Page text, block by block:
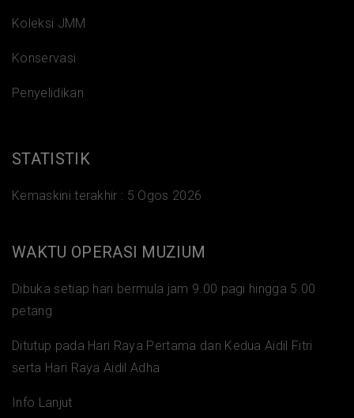
Koleksi JMM
Konservasi
Penyelidikan
STATISTIK
Kemaskini terakhir : 5 Ogos 2026
WAKTU OPERASI MUZIUM
Dibuka setiap hari bermula jam 9.00 pagi hingga 5.00
petang
Ditutup pada Hari Raya Pertama dan Kedua Aidil Fitri
serta Hari Raya Aidil Adha
Info Lanjut